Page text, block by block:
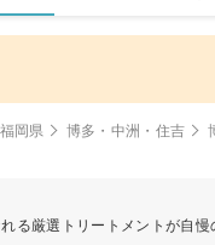
福岡県 博多・中洲・住吉
る厳選トリートメントが自